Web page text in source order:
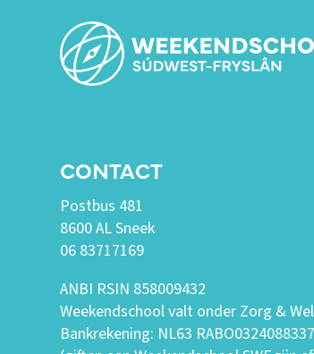
CONTACT
Postbus 481
8600 AL Sneek
06 83717169
ANBI RSIN 858009432
Weekendschool valt onder Zorg &
Bankrekening: NL63 RABO0324088337